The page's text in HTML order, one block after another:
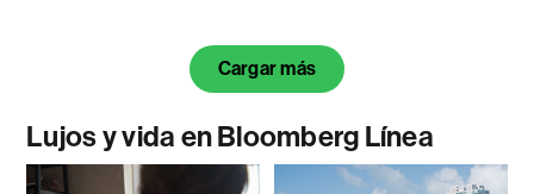
Cargar más
Lujos y vida en Bloomberg Línea